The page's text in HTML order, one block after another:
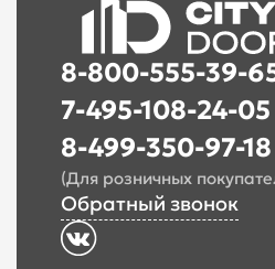
8-800-555-39-
7-495-108-24-05
8-499-350-97-18
(Для розничных
Обратный звонок